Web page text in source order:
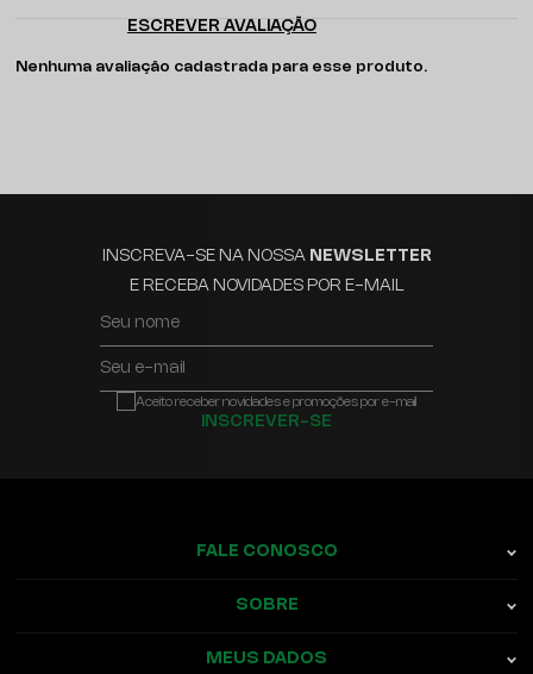
ESCREVER AVALIAÇÃO
Nenhuma avaliação cadastrada para esse produto.
INSCREVA-SE NA NOSSA NEWSLETTER
E RECEBA NOVIDADES POR E-MAIL
Seu nome
Seu e-mail
INSCREVER-SE
Aceito receber novidades e promoções por e-mail
FALE CONOSCO
SOBRE
MEUS DADOS